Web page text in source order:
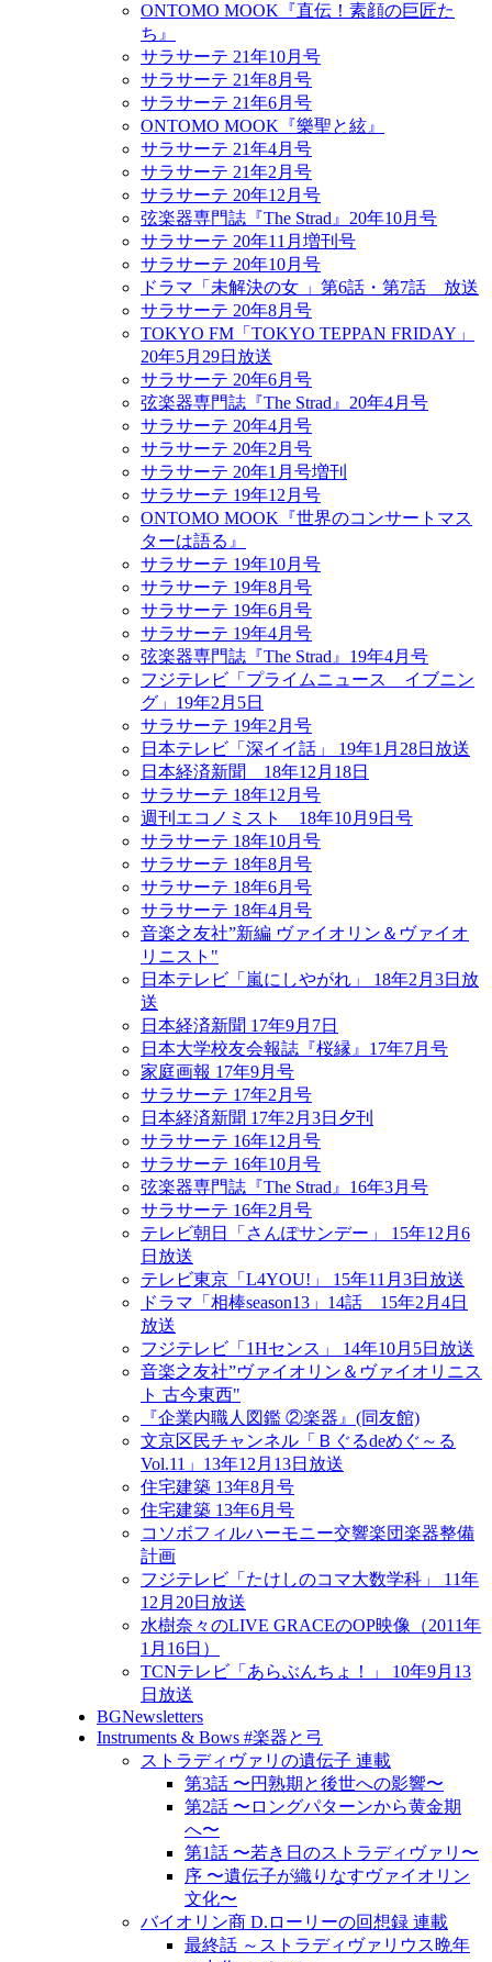
ONTOMO MOOK『直伝！素顔の巨匠た
ち』
サラサーテ 21年10月号
サラサーテ 21年8月号
サラサーテ 21年6月号
ONTOMO MOOK『樂聖と絃』
サラサーテ 21年4月号
サラサーテ 21年2月号
サラサーテ 20年12月号
弦楽器専門誌『The Strad』20年10月号
サラサーテ 20年11月増刊号
サラサーテ 20年10月号
ドラマ「未解決の女 」第6話・第7話 放送
サラサーテ 20年8月号
TOKYO FM「TOKYO TEPPAN FRIDAY」
20年5月29日放送
サラサーテ 20年6月号
弦楽器専門誌『The Strad』20年4月号
サラサーテ 20年4月号
サラサーテ 20年2月号
サラサーテ 20年1月号増刊
サラサーテ 19年12月号
ONTOMO MOOK『世界のコンサートマス
ターは語る』
サラサーテ 19年10月号
サラサーテ 19年8月号
サラサーテ 19年6月号
サラサーテ 19年4月号
弦楽器専門誌『The Strad』19年4月号
フジテレビ「プライムニュース イブニン
グ」19年2月5日
サラサーテ 19年2月号
日本テレビ「深イイ話」 19年1月28日放送
日本経済新聞 18年12月18日
サラサーテ 18年12月号
週刊エコノミスト 18年10月9日号
サラサーテ 18年10月号
サラサーテ 18年8月号
サラサーテ 18年6月号
サラサーテ 18年4月号
音楽之友社”新編 ヴァイオリン＆ヴァイオ
リニスト"
日本テレビ「嵐にしやがれ」 18年2月3日放
送
日本経済新聞 17年9月7日
日本大学校友会報誌『桜縁』17年7月号
家庭画報 17年9月号
サラサーテ 17年2月号
日本経済新聞 17年2月3日夕刊
サラサーテ 16年12月号
サラサーテ 16年10月号
弦楽器専門誌『The Strad』16年3月号
サラサーテ 16年2月号
テレビ朝日「さんぽサンデー」 15年12月6
日放送
テレビ東京「L4YOU!」 15年11月3日放送
ドラマ「相棒season13」14話 15年2月4日
放送
フジテレビ「1Hセンス」 14年10月5日放送
音楽之友社”ヴァイオリン＆ヴァイオリニス
ト 古今東西"
『企業内職人図鑑 ②楽器』(同友館)
文京区民チャンネル「Ｂぐるdeめぐ～る
Vol.11」13年12月13日放送
住宅建築 13年8月号
住宅建築 13年6月号
コソボフィルハーモニー交響楽団楽器整備
計画
フジテレビ「たけしのコマ大数学科」 11年
12月20日放送
水樹奈々のLIVE GRACEのOP映像（2011年
1月16日）
TCNテレビ「あらぶんちょ！」 10年9月13
日放送
BGNewsletters
Instruments & Bows #楽器と弓
ストラディヴァリの遺伝子 連載
第3話 〜円熟期と後世への影響〜
第2話 〜ロングパターンから黄金期
へ〜
第1話 〜若き日のストラディヴァリ〜
序 〜遺伝子が織りなすヴァイオリン
文化〜
バイオリン商 D.ローリーの回想録 連載
最終話 ～ストラディヴァリウス晩年